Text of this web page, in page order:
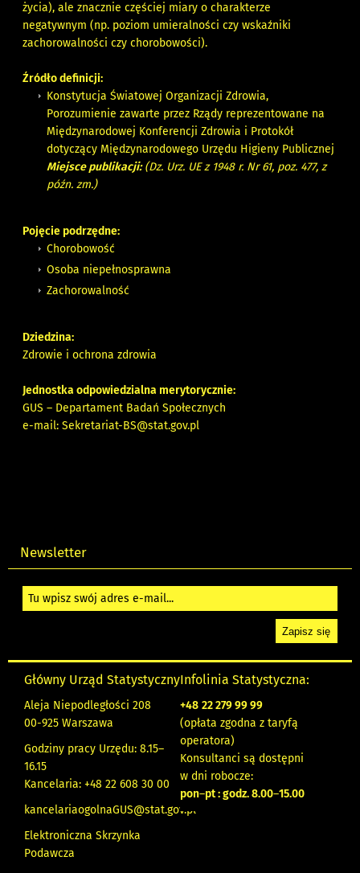
życia), ale znacznie częściej miary o charakterze
negatywnym (np. poziom umieralności czy wskaźniki
zachorowalności czy chorobowości).
Źródło definicji:
Konstytucja Światowej Organizacji Zdrowia,
Porozumienie zawarte przez Rządy reprezentowane na
Międzynarodowej Konferencji Zdrowia i Protokół
dotyczący Międzynarodowego Urzędu Higieny Publicznej
Miejsce publikacji:(Dz. Urz. UE z 1948 r. Nr 61, poz. 477, z
późn. zm.)
Pojęcie podrzędne:
Chorobowość
Osoba niepełnosprawna
Zachorowalność
Dziedzina:
Zdrowie i ochrona zdrowia
Jednostka odpowiedzialna merytorycznie:
GUS – Departament Badań Społecznych
e-mail:Sekretariat-BS@stat.gov.pl
Newsletter
Główny Urząd Statystyczny
Aleja Niepodległości 208
00-925 Warszawa
Godziny pracy Urzędu: 8.15–
16.15
Kancelaria: +48 22 608 30 00
kancelariaogolnaGUS@stat.gov.pl
Elektroniczna Skrzynka
Podawcza
Infolinia Statystyczna:
+48 22 279 99 99
(opłata zgodna z taryfą
operatora)
Konsultanci są dostępni
w dni robocze:
pon–pt : godz. 8.00–15.00